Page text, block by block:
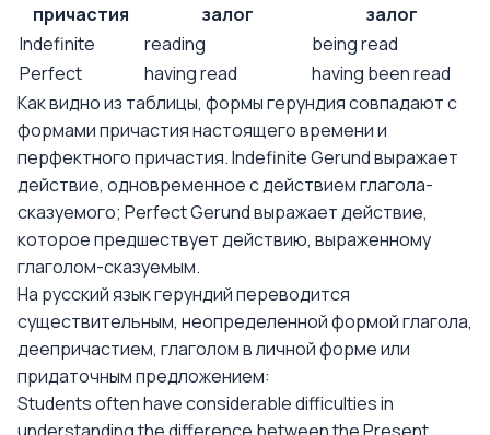
причастия
залог
залог
Indefinite
reading
being read
Perfect
having read
having been read
Как видно из таблицы, формы герундия совпадают с
формами причастия настоящего времени и
перфектного причастия. Indefinite Gerund выражает
действие, одновременное с действием глагола-
сказуемого; Perfect Gerund выражает действие,
которое предшествует действию, выраженному
глаголом-сказуемым.
На русский язык герундий переводится
существительным, неопределенной формой глагола,
деепричастием, глаголом в личной форме или
придаточным предложением:
Students often have considerable difficulties in